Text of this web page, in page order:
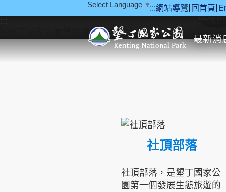
:::網站導覽 回首頁
Select Language ▼
最新消
::: 教育
社頂部落
社頂部落，是墾丁國家公
園第一個發展生態旅遊的